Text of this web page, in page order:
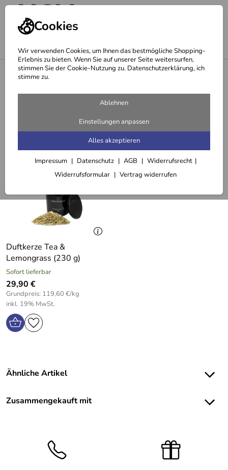
Cookies
Wir verwenden Cookies, um Ihnen das bestmögliche Shopping-
Erlebnis zu bieten. Wenn Sie auf unserer Seite weitersurfen,
stimmen Sie der Cookie-Nutzung zu. Datenschutzerklärung, ich
stimme zu.
Ablehnen
Einstellungen anpassen
Alles akzeptieren
Impressum Datenschutz AGB
Widerrufsrecht
Widerrufsformular
Vertrag widerrufen
Diffusor Tea & Lemongrass (100 ml)
Empfehlungen für Sie zu Diffusor Tea
& Lemongrass (100 ml)
Duftkerze Tea &
Lemongrass (230 g)
Sofort lieferbar
29,90 €
Grundpreis: 119,60 €/kg
inkl. 19% MwSt.
Ähnliche Artikel
Zusammengekauft mit